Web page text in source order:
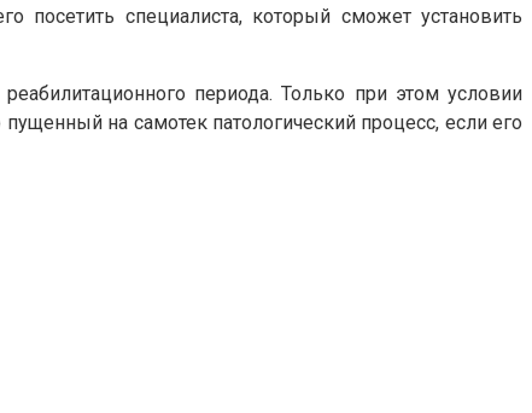
специалиста, который сможет установить
периода. Только при этом условии
на самотек патологический процесс, если его